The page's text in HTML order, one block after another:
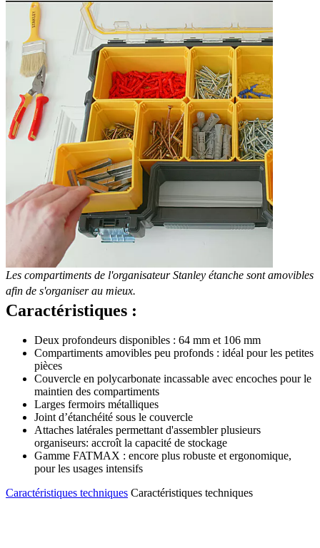
Les compartiments de l'organisateur Stanley étanche sont amovibles
afin de s'organiser au mieux.
Caractéristiques :
Deux profondeurs disponibles : 64 mm et 106 mm
Compartiments amovibles peu profonds : idéal pour les petites
pièces
Couvercle en polycarbonate incassable avec encoches pour le
maintien des compartiments
Larges fermoirs métalliques
Joint d’étanchéité sous le couvercle
Attaches latérales permettant d'assembler plusieurs
organiseurs: accroît la capacité de stockage
Gamme FATMAX : encore plus robuste et ergonomique,
pour les usages intensifs
Caractéristiques techniques Caractéristiques techniques